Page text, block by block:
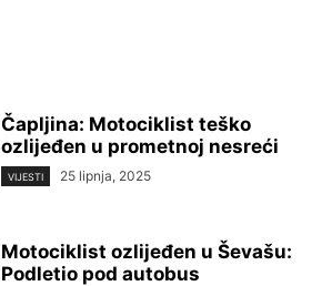
Čapljina: Motociklist teško
ozlijeđen u prometnoj nesreći
VIJESTI 25 lipnja, 2025
Motociklist ozlijeđen u Ševašu:
Podletio pod autobus